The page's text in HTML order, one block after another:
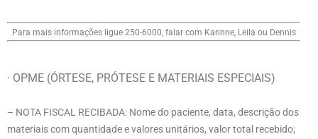
Para mais informações ligue 250-6000, falar com Karinne, Leila ou Dennis
· OPME (ÓRTESE, PRÓTESE E MATERIAIS ESPECIAIS)
– NOTA FISCAL RECIBADA: Nome do paciente, data, descrição dos
materiais com quantidade e valores unitários, valor total recebido;